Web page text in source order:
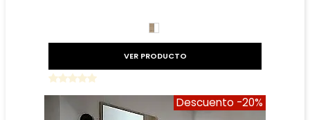
BLANCO/CAMBRIAN
VER PRODUCTO
Descuento -20%